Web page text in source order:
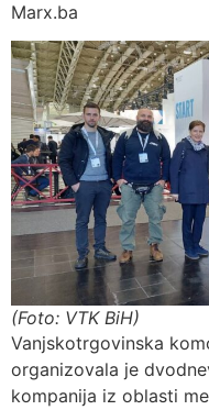
Marx.ba
(Foto: VTK BiH)
Vanjskotrgovinska
organizovala je
kompanija iz oblasti